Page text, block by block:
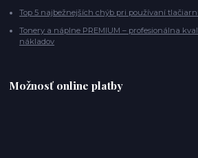
Top 5 najbežnejších chýb pri používaní
Tonery a náplne PREMIUM – profesionálna
nákladov
Možnosť online platby